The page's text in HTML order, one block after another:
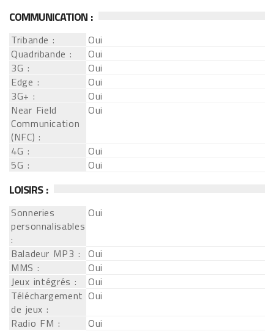
COMMUNICATION :
Tribande :
Oui
Quadribande :
Oui
3G :
Oui
Edge :
Oui
3G+ :
Oui
Near Field
Communication
(NFC) :
Oui
4G :
Oui
5G :
Oui
LOISIRS :
Sonneries
personnalisables
:
Oui
Baladeur MP3 : Oui
MMS :
Oui
Jeux intégrés :
Oui
Téléchargement
de jeux :
Oui
Radio FM :
Oui